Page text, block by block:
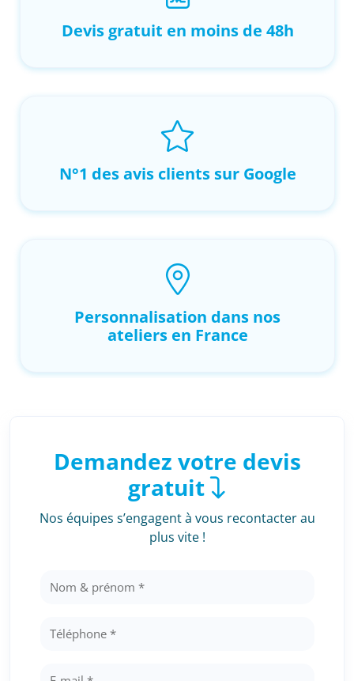
Devis gratuit en moins de 48h
N°1 des avis clients sur Google
Personnalisation dans nos
ateliers en France
Demandez votre devis
gratuit
Nos équipes s’engagent à vous recontacter au
plus vite !